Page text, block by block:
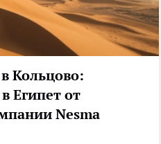
Кольцово:
Египет от
Nesma